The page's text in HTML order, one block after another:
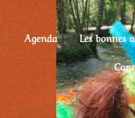
Agenda Les bonnes